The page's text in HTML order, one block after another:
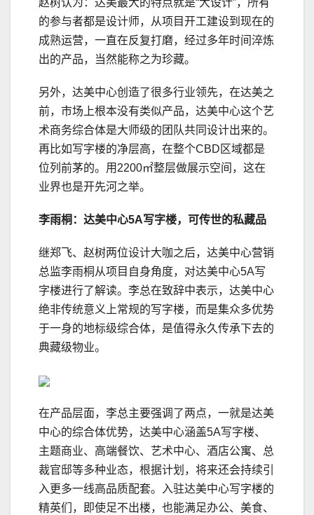
赵树认为：达美最大的特点就是“大设计”，所有
的参与者都是设计师，从项目开工建设到现在的
成熟运营，一直在反复打磨，经过多年时间淬炼
出的产品，当然能称之为珍藏。
另外，达美中心创造了很多行业领先，在达美之
前，市场上根本没有类似产品，达美中心这个艺
术商务综合体是大师级的团队共同设计出来的。
再比如写字楼的净层高，在整个CBD区域都是
位列前茅的。用2200㎡整层做展示空间，这在
业界也是开先河之举。
李雨桐：达美中心5A写字楼，可传世的私藏品
继郑飞、赵树两位设计大咖之后，达美中心营销
总监李雨桐从项目自身角度，对达美中心5A写
字楼进行了解读。李总在致辞中表示，达美中心
绝非传统意义上常规的写字楼，而是集众多优势
于一身的地标级综合体，是值得永久传承下去的
典藏级物业。
在产品层面，李总主要强调了两点，一就是达美
中心的综合体优势，达美中心涵盖5A写字楼、
主题商业、高端餐饮、艺术中心、酒店公寓、总
裁官邸等多种业态，根据计划，将来还会持续引
入更多一线高品质配套。入驻达美中心写字楼的
精英们，即使足不出楼，也能满足办公、美食、